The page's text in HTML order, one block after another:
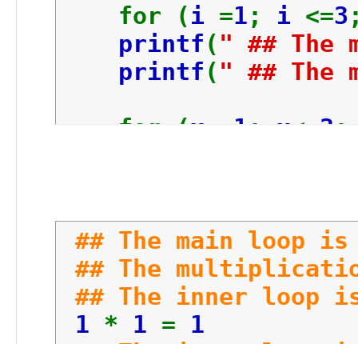
for (i =1 ; i <=3
printf ( " ## The
printf ( " ## The
for (x 1 ; x <= 3
} <--
} <-- في النهاية
printf
## The main loop
## The
## The inner loop
1 * 1 = 1